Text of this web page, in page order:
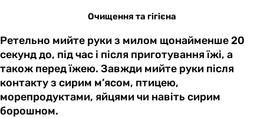
Очищення та гігієна
Ретельно мийте руки з милом щонайменше 20
секунд до, під час і після приготування їжі, а
також перед їжею. Завжди мийте руки після
контакту з сирим м’ясом, птицею,
морепродуктами, яйцями чи навіть сирим
борошном.